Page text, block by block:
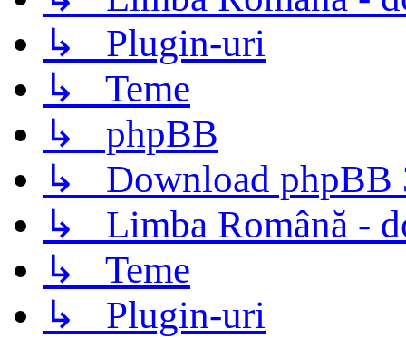
↳ Plugin-uri
↳ Teme
↳ phpBB
↳ Download phpBB
↳ Limba Română -
↳ Teme
↳ Plugin-uri